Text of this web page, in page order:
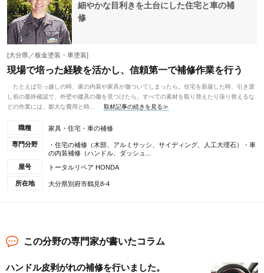
細やかな目利きを土台にした住宅と車の補
修
[大分県／板金塗装・車塗装]
現場で培った経験を活かし、信頼第一で補修作業を行う
たとえば引っ越しの時、家の内装や家具が傷ついてしまったら。住宅を新築した時、引き渡
し前の最終確認で、外壁や建具の傷を見つけたら。すべての素材を取り替えたり張り替えるな
どの作業には、膨大な費用と時...
取材記事の続きを見る≫
職種 家具・住宅・車の補修
専門分野
・住宅の補修（木部、アルミサッシ、サイディング、人工大理石）・車
の内装補修（ハンドル、ダッシュ...
屋号
トータルリペア HONDA
所在地 大分県別府市鶴見8-4
この分野の専門家が書いたコラム
ハンドル皮剥がれの補修を行いました。